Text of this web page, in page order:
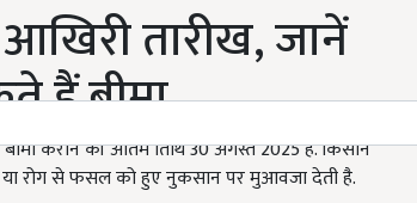
तारीख, जानें
हैं बीमा
कराने की अंतिम तिथि 30 अगस्त 2025 है. किसान
या रोग से फसल को हुए नुकसान पर मुआवजा देती है.